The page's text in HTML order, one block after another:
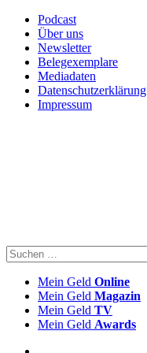
Podcast
Über uns
Newsletter
Belegexemplare
Mediadaten
Datenschutzerklärung
Impressum
Mein Geld Online
Mein Geld Magazin
Mein Geld TV
Mein Geld Awards